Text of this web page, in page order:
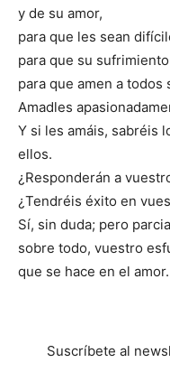
y de su amor,
para que les sean
para que su
para que amen a
Amadles
Y si les amáis, sabréis
ellos.
¿Responderán a
¿Tendréis éxito en
Sí, sin duda; pero
sobre todo, vuestro
que se hace en el amor.
Suscríbete al